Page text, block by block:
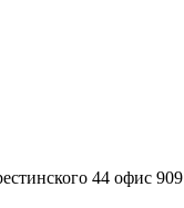
44 офис 909